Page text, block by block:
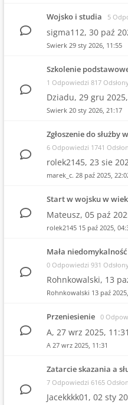
Wojsko i studia 5
sigma112, 30 paź
Swierk 29 sty 2026, 11:55
Szkolenie
1 Odpowiedzi 817
Dziadu, 29 gru
Swierk 20 sty 2026, 21:17
Zgłoszenie do służby
6 Odpowiedzi 1741
rolek2145, 23 sie
marek_c. 28 paź 2025,
Start w wojsku w
Mateusz, 05 paź
rolek2145 15 paź 2025,
Mała
0 Odpowiedzi 931
Rohnkowalski, 13
Rohnkowalski 13 paź
Przeniesienie 0
A, 27 wrz 2025, 11:31
A 27 wrz 2025, 11:31
Zatarcie skazania a
7 Odpowiedzi 6165
Jacekkkk01, 02 sty